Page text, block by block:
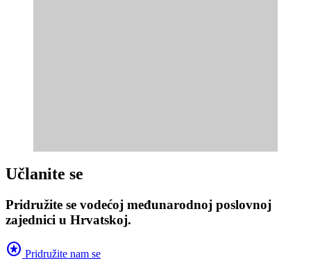
Učlanite se
Pridružite se vodećoj međunarodnoj poslovnoj
zajednici u Hrvatskoj.
stars Pridružite nam se